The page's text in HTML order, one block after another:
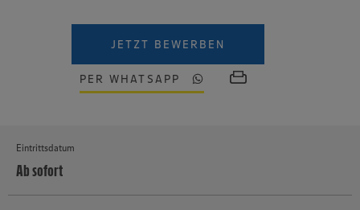
JETZT BEWERBEN
PER WHATSAPP
Eintrittsdatum
Ab sofort